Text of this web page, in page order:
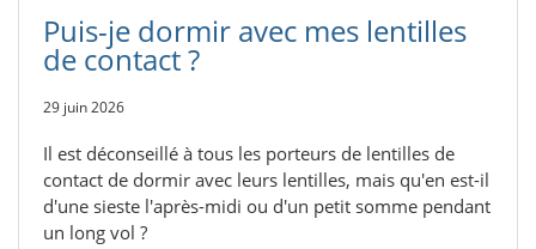
Puis-je dormir avec mes lentilles
de contact ?
29 juin 2026
Il est déconseillé à tous les porteurs de lentilles de
contact de dormir avec leurs lentilles, mais qu'en est-il
d'une sieste l'après-midi ou d'un petit somme pendant
un long vol ?